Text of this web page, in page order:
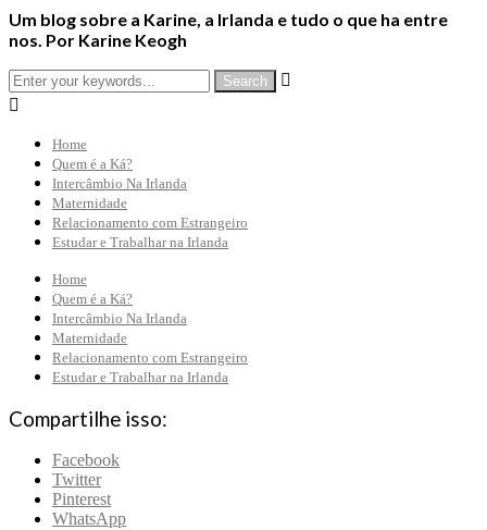
Um blog sobre a Karine, a Irlanda e tudo o que ha entre
nos. Por Karine Keogh


Home
Quem é a Ká?
Intercâmbio Na Irlanda
Maternidade
Relacionamento com Estrangeiro
Estudar e Trabalhar na Irlanda
Home
Quem é a Ká?
Intercâmbio Na Irlanda
Maternidade
Relacionamento com Estrangeiro
Estudar e Trabalhar na Irlanda
Compartilhe isso:
Facebook
Twitter
Pinterest
WhatsApp